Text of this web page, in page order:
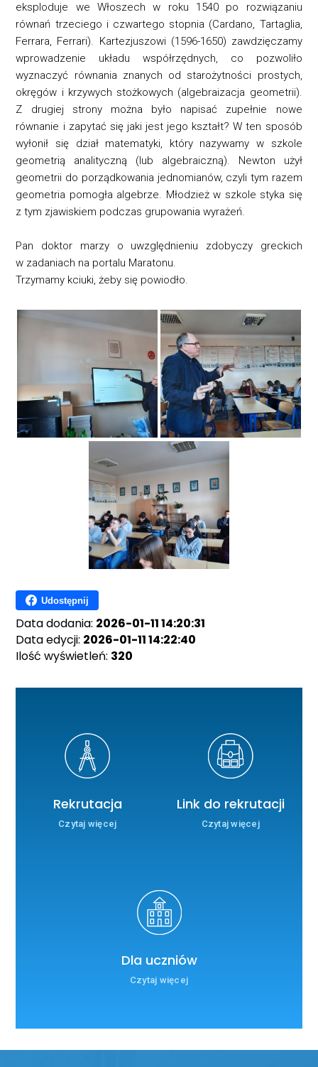
eksploduje we Włoszech w roku 1540 po rozwiązaniu
równań trzeciego i czwartego stopnia (Cardano, Tartaglia,
Ferrara, Ferrari). Kartezjuszowi (1596-1650) zawdzięczamy
wprowadzenie układu współrzędnych, co pozwoliło
wyznaczyć równania znanych od starożytności prostych,
okręgów i krzywych stożkowych (algebraizacja geometrii).
Z drugiej strony można było napisać zupełnie nowe
równanie i zapytać się jaki jest jego kształt? W ten sposób
wyłonił się dział matematyki, który nazywamy w szkole
geometrią analityczną (lub algebraiczną). Newton użył
geometrii do porządkowania jednomianów, czyli tym razem
geometria pomogła algebrze. Młodzież w szkole styka się
z tym zjawiskiem podczas grupowania wyrażeń.
Pan doktor marzy o uwzględnieniu zdobyczy greckich
w zadaniach na portalu Maratonu.
Trzymamy kciuki, żeby się powiodło.
Udostępnij
Data dodania: 2026-01-11 14:20:31
Data edycji: 2026-01-11 14:22:40
Ilość wyświetleń: 320
Rekrutacja
Czytaj więcej
Link do rekrutacji
Czytaj więcej
Dla uczniów
Czytaj więcej